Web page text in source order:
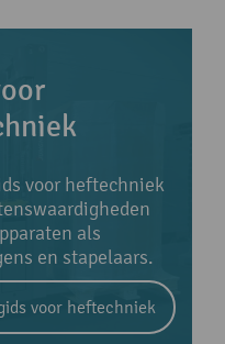
voor heftechniek
als
en stapelaars.
voor heftechniek